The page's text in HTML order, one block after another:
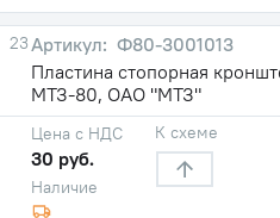
23
Ф80-3001013
Пластина стопорная
МТЗ-80, ОАО "МТЗ"
Наличие
Цена с НДС
30 руб.
К схеме